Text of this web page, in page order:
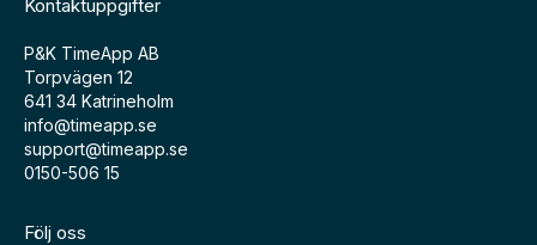
Kontaktuppgifter
P&K TimeApp AB
Torpvägen 12
641 34 Katrineholm
info@timeapp.se
support@timeapp.se
0150-506 15
Följ oss